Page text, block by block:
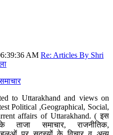
AM Re: Articles By Shri
to Uttarakhand and views on
Political ,Geographical, Social,
affairs of Uttarakhand. ( इस
समाचार, राजनीतिक,